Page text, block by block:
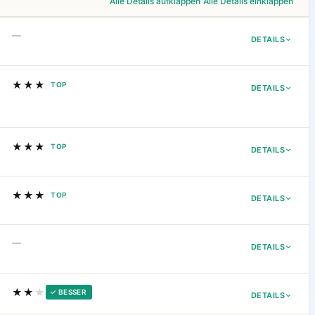
DETAILS
—
DETAILS
★★★ TOP
DETAILS
★★★ TOP
DETAILS
★★★ TOP
DETAILS
—
DETAILS
★★ ★ ✓ BESSER